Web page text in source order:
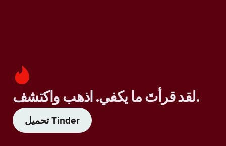
لقد قرأتَ ما يكفي. اذهب واكتشف.
تحميل Tinder